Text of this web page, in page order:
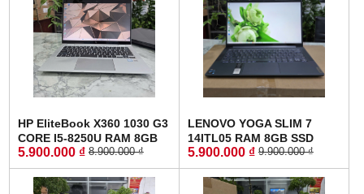
HP EliteBook X360 1030 G3
CORE I5-8250U RAM 8GB
SSD 256GB MÀN HÌNH :
13.3INCH IPS TOUCH XOAY
GẬP 360
5.900.000 ₫ 8.900.000 ₫
LENOVO YOGA SLIM 7
14ITL05 RAM 8GB SSD
512GB MÀN HÌNH :
14"FullHD IPS
5.900.000 ₫ 9.900.000 ₫